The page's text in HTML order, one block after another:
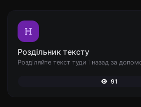
Роздільник тексту
91